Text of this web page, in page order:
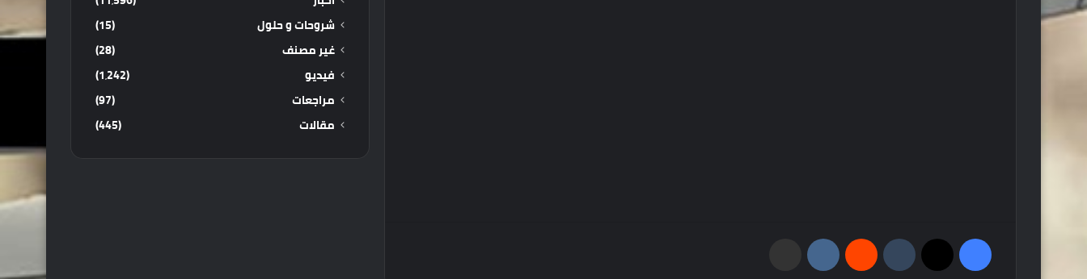
شروحات و حلول
(15)
غير مصنف
(28)
فيديو
(1٬242)
مراجعات
(97)
مقالات
(445)